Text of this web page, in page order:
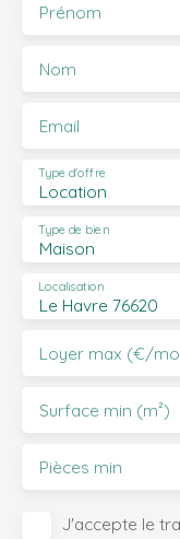
Prénom
Nom
Email
Location
Type d'offre
Maison
Type de bien
Le Havre 76620
Localisation
Loyer max (€/
Surface min (m²)
Pièces min
J'accepte le